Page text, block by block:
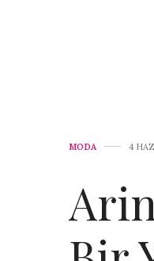
MODA 4